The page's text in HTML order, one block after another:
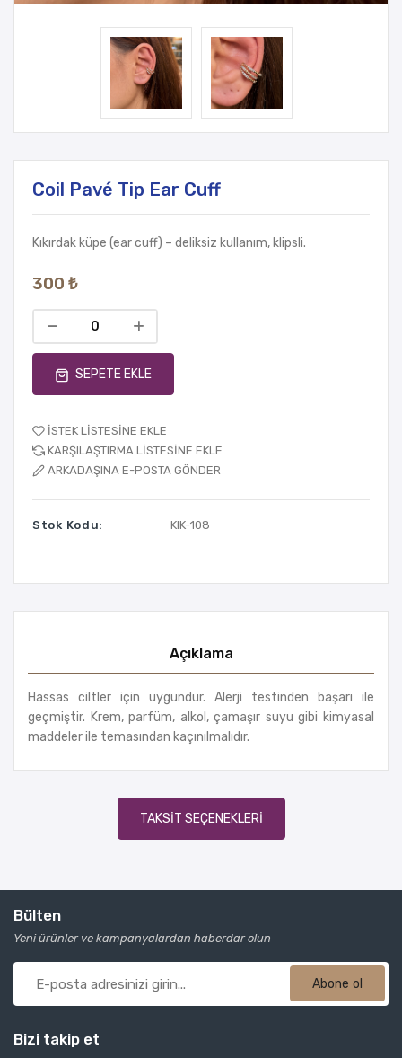
Coil Pavé Tip Ear Cuff
Kıkırdak küpe (ear cuff) – deliksiz kullanım, klipsli.
300 ₺
SEPETE EKLE
İSTEK LISTESINE EKLE
KARŞILAŞTIRMA LISTESINE EKLE
ARKADAŞINA E-POSTA GÖNDER
Stok Kodu: KIK-108
Açıklama
Hassas ciltler için uygundur. Alerji testinden başarı ile
geçmiştir. Krem, parfüm, alkol, çamaşır suyu gibi kimyasal
maddeler ile temasından kaçınılmalıdır.
TAKSIT SEÇENEKLERI
Bülten
Yeni ürünler ve kampanyalardan haberdar olun
Abone ol
Bizi takip et